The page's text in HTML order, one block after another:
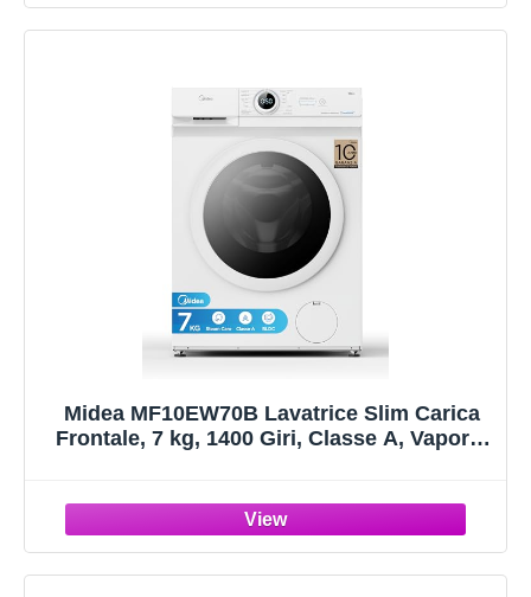
Midea MF10EW70B Lavatrice Slim Carica
Frontale, 7 kg, 1400 Giri, Classe A, Vapore,